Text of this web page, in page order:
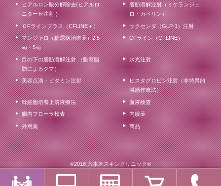
ヒアルロン酸分解除去(ヒアルロ
ニターゼ注射 )
脂肪溶解注射（ミケランジェ
ロ・カベリン）
ＣFラインプラス（CFLINE＋） サクセンダ（GLP-1）注射
マンジャロ（糖尿病治療薬）2.5
㎎・5㎎
CFライン（CFLINE）
目の下の脂肪溶解注射 （眼窩脂
肪によるクマ）
水光注射
美容点滴・ビタミン注射
ヒスタグロビン注射（非特異的
減感作療法）
幹細胞培養上清液療法 血液検査
腸内フローラ検査 内服薬
外用薬 商品
©2018 六本木スキンクリニック®